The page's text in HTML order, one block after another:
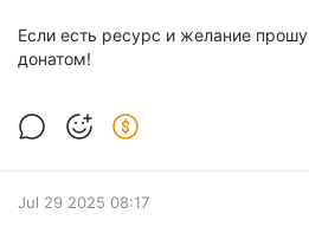
Если есть ресурс и желание
донатом!
Jul 29 2025 08:17